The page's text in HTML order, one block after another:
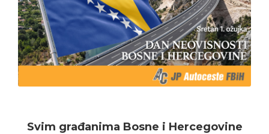
Svim građanima Bosne i Hercegovine